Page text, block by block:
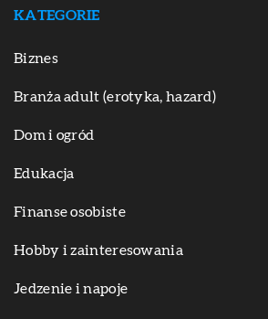
KATEGORIE
Biznes
Branża adult (erotyka, hazard)
Dom i ogród
Edukacja
Finanse osobiste
Hobby i zainteresowania
Jedzenie i napoje